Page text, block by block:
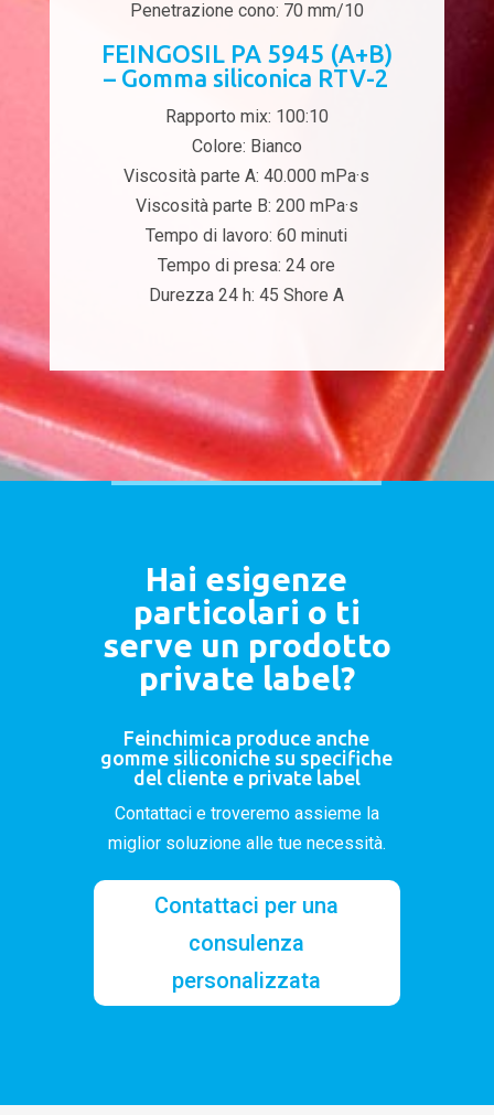
Penetrazione cono: 70 mm/10
FEINGOSIL PA 5945 (A+B)
– Gomma siliconica RTV-2
Rapporto mix: 100:10
Colore: Bianco
Viscosità parte A: 40.000 mPa·s
Viscosità parte B: 200 mPa·s
Tempo di lavoro: 60 minuti
Tempo di presa: 24 ore
Durezza 24 h: 45 Shore A
Hai esigenze
particolari o ti
serve un prodotto
private label?
Feinchimica produce anche
gomme siliconiche su specifiche
del cliente e private label
Contattaci e troveremo assieme la
miglior soluzione alle tue necessità.
Contattaci per una
consulenza
personalizzata